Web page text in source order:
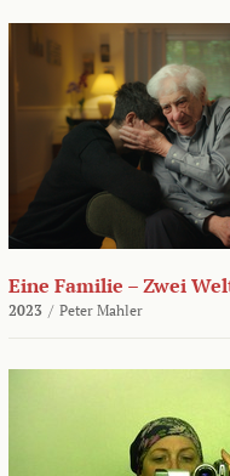
Eine Familie – Zwei
2023 / Peter Mahler